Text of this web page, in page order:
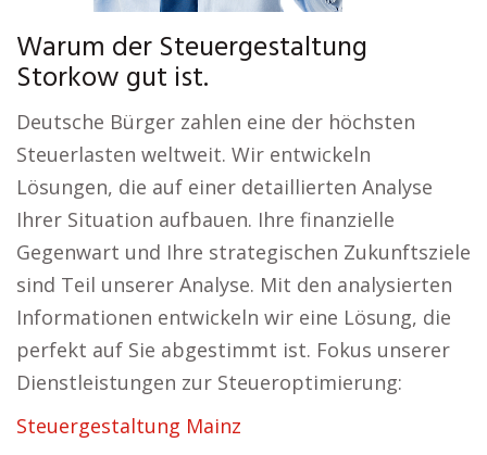
Warum der Steuergestaltung
Storkow gut ist.
Deutsche Bürger zahlen eine der höchsten
Steuerlasten weltweit. Wir entwickeln
Lösungen, die auf einer detaillierten Analyse
Ihrer Situation aufbauen. Ihre finanzielle
Gegenwart und Ihre strategischen Zukunftsziele
sind Teil unserer Analyse. Mit den analysierten
Informationen entwickeln wir eine Lösung, die
perfekt auf Sie abgestimmt ist. Fokus unserer
Dienstleistungen zur Steueroptimierung:
Steuergestaltung Mainz